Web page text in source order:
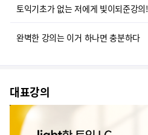
토익기초가 없는 저에게 빛이되준강의!
완벽한 강의는 이거 하나면 충분하다
대표강의